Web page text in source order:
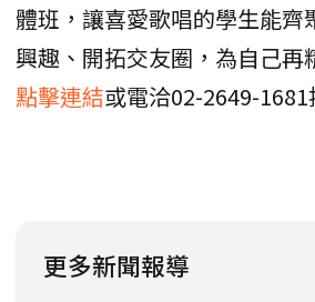
體班，讓喜愛歌唱的學生能齊
興趣、開拓交友圈，為自己再
點擊連結或電洽02-2649-1681
更多新聞報導